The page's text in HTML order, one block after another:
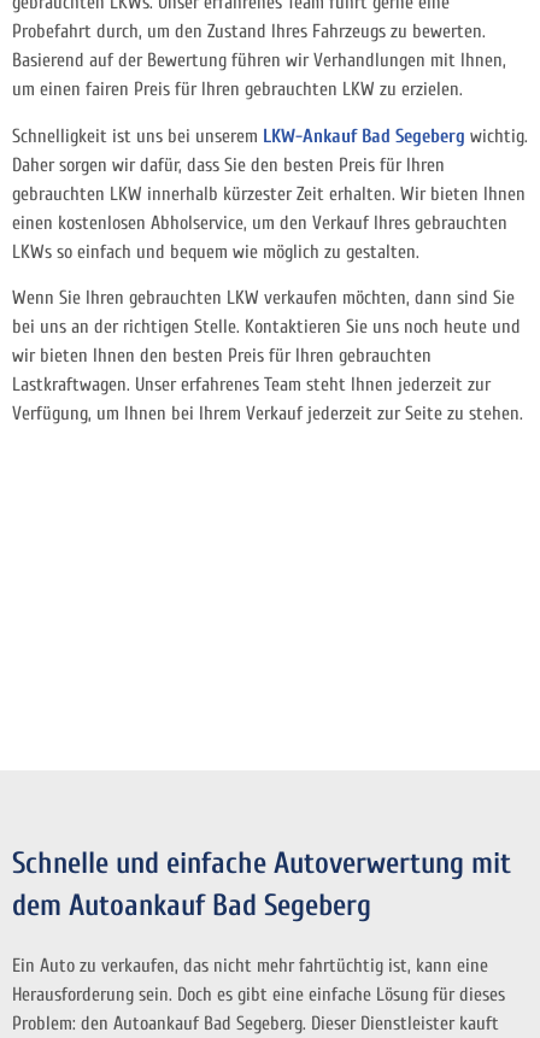
Probefahrt durch, um den Zustand Ihres Fahrzeugs zu bewerten.
Basierend auf der Bewertung führen wir Verhandlungen mit Ihnen,
um einen fairen Preis für Ihren gebrauchten LKW zu erzielen.
Schnelligkeit ist uns bei unserem LKW-Ankauf Bad Segeberg wichtig.
Daher sorgen wir dafür, dass Sie den besten Preis für Ihren
gebrauchten LKW innerhalb kürzester Zeit erhalten. Wir bieten Ihnen
einen kostenlosen Abholservice, um den Verkauf Ihres gebrauchten
LKWs so einfach und bequem wie möglich zu gestalten.
Wenn Sie Ihren gebrauchten LKW verkaufen möchten, dann sind Sie
bei uns an der richtigen Stelle. Kontaktieren Sie uns noch heute und
wir bieten Ihnen den besten Preis für Ihren gebrauchten
Lastkraftwagen. Unser erfahrenes Team steht Ihnen jederzeit zur
Verfügung, um Ihnen bei Ihrem Verkauf jederzeit zur Seite zu stehen.
Schnelle und einfache Autoverwertung mit
dem Autoankauf Bad Segeberg
Ein Auto zu verkaufen, das nicht mehr fahrtüchtig ist, kann eine
Herausforderung sein. Doch es gibt eine einfache Lösung für dieses
Problem: den Autoankauf Bad Segeberg. Dieser Dienstleister kauft